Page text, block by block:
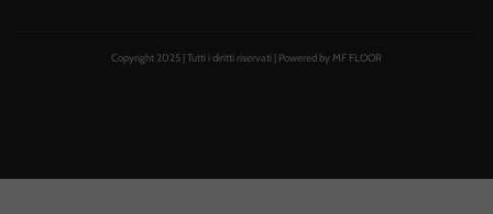
Copyright 2025 | Tutti i diritti riservati | Powered by MF FLOOR